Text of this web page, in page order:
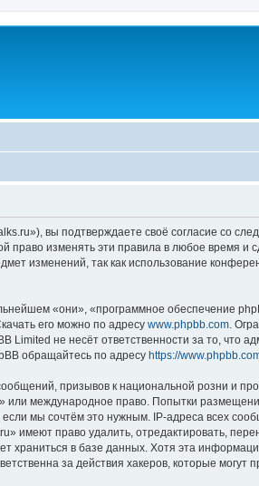
вы подтверждаете своё согласие со
право изменять эти правила в любое время и
изменений, так как использование
«они», «программное обеспечение
его можно по адресу www.phpbb.com.
Limited не несёт ответственности за то, что
обращайтесь по адресу https://
призывов к национальной розни и
или международное право. Попытки
мы сочтём это нужным. IP-адреса всех
имеют право удалить, отредактировать,
храниться в базе данных. Хотя эта
за действия хакеров, которые могут